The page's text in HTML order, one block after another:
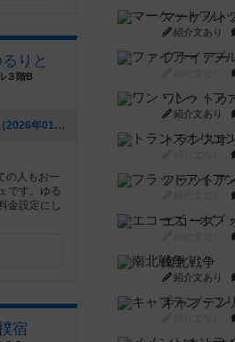
りと
３階B
[NEW] 2026年1月のカレンダー🗓️（2026年01月01日 11時27分）
の人もお一
です。ゆる
金設定にし
宿
マーケット
紹介文あり
ワン・トゥ
紹介文あり
フラットア
エコーズ・
南北戦争
紹介文あり